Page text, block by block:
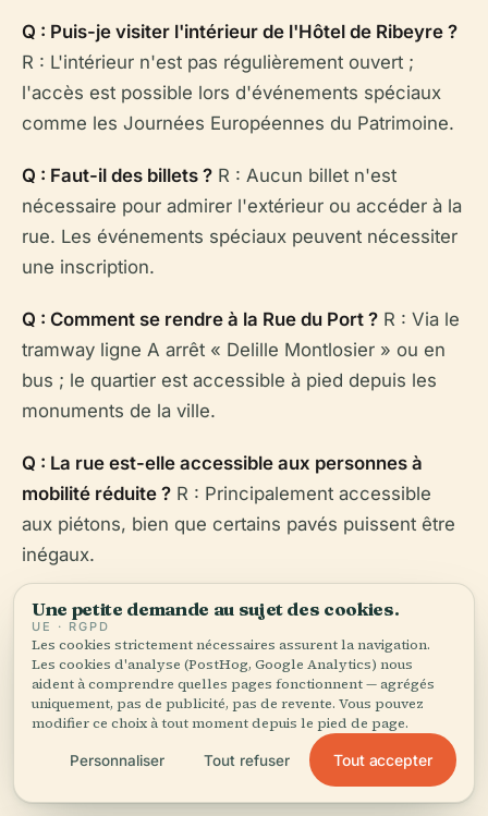
Q : Puis-je visiter l'intérieur de l'Hôtel de Ribeyre ?
R : L'intérieur n'est pas régulièrement ouvert ;
l'accès est possible lors d'événements spéciaux
comme les Journées Européennes du Patrimoine.
Q : Faut-il des billets ? R : Aucun billet n'est
nécessaire pour admirer l'extérieur ou accéder à la
rue. Les événements spéciaux peuvent nécessiter
une inscription.
Q : Comment se rendre à la Rue du Port ? R : Via le
tramway ligne A arrêt « Delille Montlosier » ou en
bus ; le quartier est accessible à pied depuis les
monuments de la ville.
Q : La rue est-elle accessible aux personnes à
mobilité réduite ? R : Principalement accessible
aux piétons, bien que certains pavés puissent être
inégaux.
Q : Des visites guidées sont-elles disponibles ?
Oui, par l'office de tourisme local ou en autonomie
avec des cartes et applications.
Une petite demande au sujet des cookies.
UE · RGPD
Les cookies strictement nécessaires assurent la navigation.
Les cookies d'analyse (PostHog, Google Analytics) nous
aident à comprendre quelles pages fonctionnent — agrégés
uniquement, pas de publicité, pas de revente. Vous pouvez
modifier ce choix à tout moment depuis le pied de page.
Personnaliser Tout refuser Tout accepter